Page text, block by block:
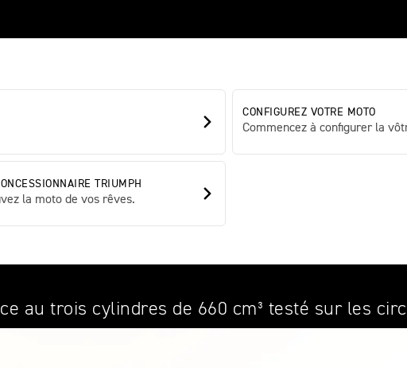
CONFIGUREZ VOTRE MOTO
Commencez à configurer la
TRIUMPH
la moto de vos rêves.
au trois cylindres de 660 cm³ testé sur les